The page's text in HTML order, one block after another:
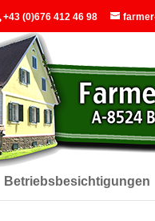
+43 (0)676 412 46 98
Betriebsbesichtigungen